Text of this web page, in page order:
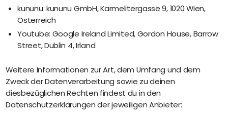
kununu: kununu GmbH, Karmelitergasse 9, 1020 Wien,
Österreich
Youtube: Google Ireland Limited, Gordon House, Barrow
Street, Dublin 4, Irland
Weitere Informationen zur Art, dem Umfang und dem
Zweck der Datenverarbeitung sowie zu deinen
diesbezüglichen Rechten findest du in den
Datenschutzerklärungen der jeweiligen Anbieter: